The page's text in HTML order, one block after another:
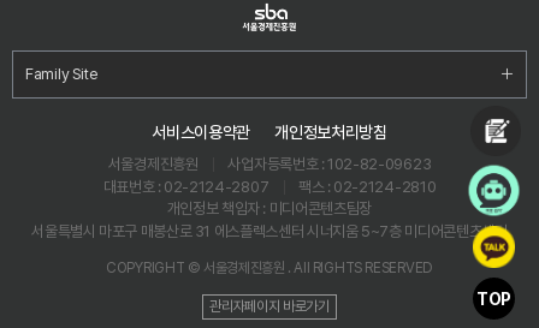
TOP
Family Site
서비스이용약관 개인정보처리방침
서울경제진흥원
사업자등록번호 : 102-82-09623
대표번호 : 02-2124-2807
팩스 : 02-2124-2810
개인정보 책임자 : 미디어콘텐츠팀장
서울특별시 마포구 매봉산로 31 에스플렉스센터 시너지움 5~7층 미디어콘텐츠센터
COPYRIGHT © 서울경제진흥원 . All RIGHTS RESERVED
관리자페이지 바로가기